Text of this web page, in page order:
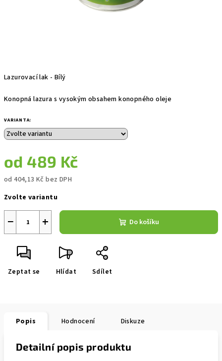
Lazurovací lak - Bílý
Konopná lazura s vysokým obsahem konopného oleje
VARIANTA:
od489 Kč
od404,13 Kč bez DPH
cena:
Zvolte variantu
+
− Do košíku
Zeptat se Hlídat Sdílet
Popis Hodnocení Diskuze
Detailní popis produktu